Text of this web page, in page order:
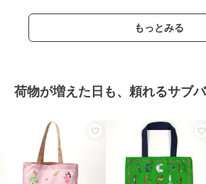
もっとみる
荷物が増えた日も、頼れるサブ